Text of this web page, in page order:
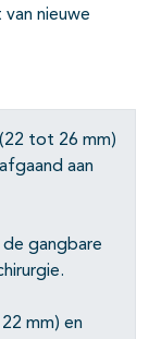
nieuwe
tot 26 mm)
aan
gangbare
mm) en